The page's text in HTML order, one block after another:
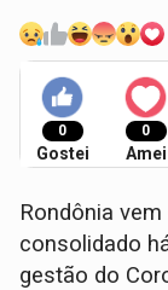
0
Gostei
0
Amei
Rondônia
consolidado
gestão do